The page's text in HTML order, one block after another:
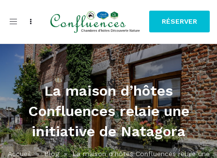
Toggle
RÉSERVER
La maison d’hôtes
Confluences relaie une
initiative de Natagora
Accueil»Blog»La maison d’hôtes Confluences relaie une